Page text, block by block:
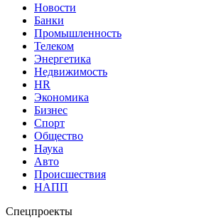
Новости
Банки
Промышленность
Телеком
Энергетика
Недвижимость
HR
Экономика
Бизнес
Спорт
Общество
Наука
Авто
Происшествия
НАПП
Спецпроекты